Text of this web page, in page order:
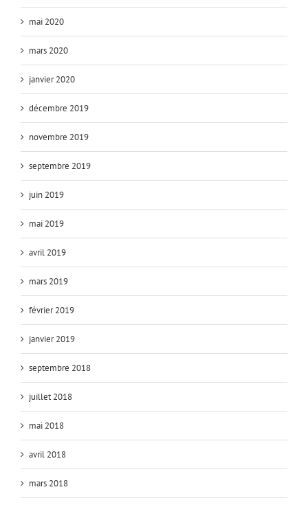
mai 2020
mars 2020
janvier 2020
décembre 2019
novembre 2019
septembre 2019
juin 2019
mai 2019
avril 2019
mars 2019
février 2019
janvier 2019
septembre 2018
juillet 2018
mai 2018
avril 2018
mars 2018